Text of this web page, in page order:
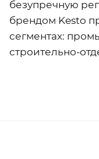
безупречную
брендом Kesto
сегментах:
строительно-